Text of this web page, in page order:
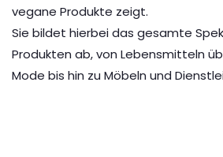
vegane Produkte zeigt.
Sie bildet hierbei das gesamte
Produkten ab, von Lebensmitteln
Mode bis hin zu Möbeln und